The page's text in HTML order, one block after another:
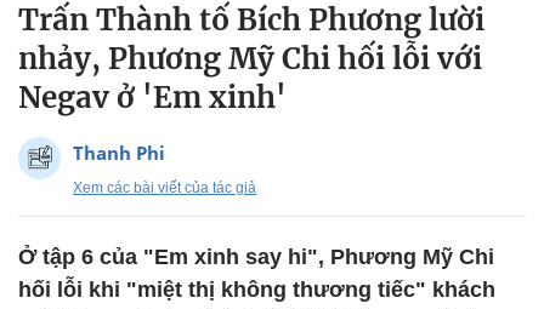
Trấn Thành tố Bích Phương lười
nhảy, Phương Mỹ Chi hối lỗi với
Negav ở 'Em xinh'
Thanh Phi
Xem các bài viết của tác giả
Ở tập 6 của "Em xinh say hi", Phương Mỹ Chi
hối lỗi khi "miệt thị không thương tiếc" khách